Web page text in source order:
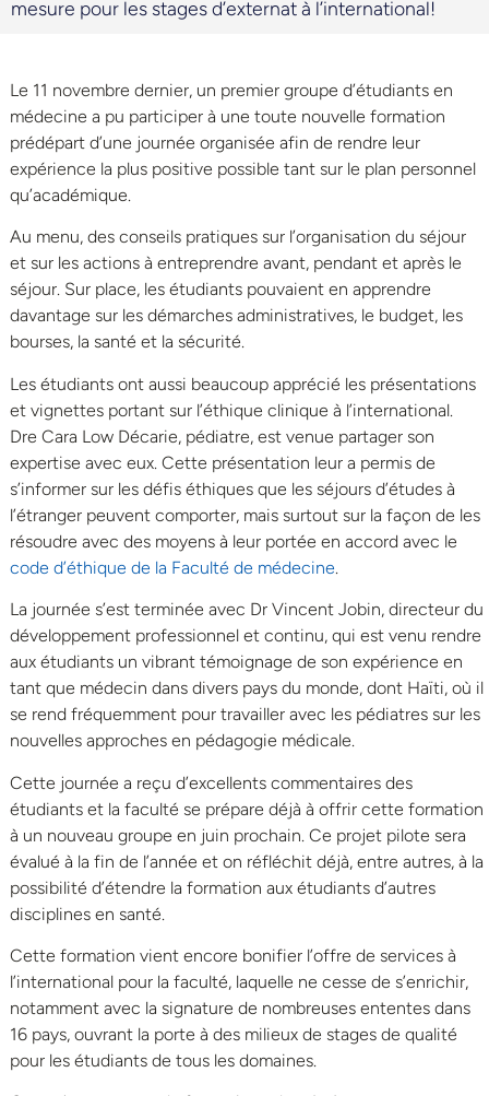
mesure pour les stages d’externat à l’international!
Le 11 novembre dernier, un premier groupe d’étudiants en
médecine a pu participer à une toute nouvelle formation
prédépart d’une journée organisée afin de rendre leur
expérience la plus positive possible tant sur le plan personnel
qu’académique.
Au menu, des conseils pratiques sur l’organisation du séjour
et sur les actions à entreprendre avant, pendant et après le
séjour. Sur place, les étudiants pouvaient en apprendre
davantage sur les démarches administratives, le budget, les
bourses, la santé et la sécurité.
Les étudiants ont aussi beaucoup apprécié les présentations
et vignettes portant sur l’éthique clinique à l’international.
Dre Cara Low Décarie, pédiatre, est venue partager son
expertise avec eux. Cette présentation leur a permis de
s’informer sur les défis éthiques que les séjours d’études à
l’étranger peuvent comporter, mais surtout sur la façon de les
résoudre avec des moyens à leur portée en accord avec le
code d’éthique de la Faculté de médecine.
La journée s’est terminée avec Dr Vincent Jobin, directeur du
développement professionnel et continu, qui est venu rendre
aux étudiants un vibrant témoignage de son expérience en
tant que médecin dans divers pays du monde, dont Haïti, où il
se rend fréquemment pour travailler avec les pédiatres sur les
nouvelles approches en pédagogie médicale.
Cette journée a reçu d’excellents commentaires des
étudiants et la faculté se prépare déjà à offrir cette formation
à un nouveau groupe en juin prochain. Ce projet pilote sera
évalué à la fin de l’année et on réfléchit déjà, entre autres, à la
possibilité d’étendre la formation aux étudiants d’autres
disciplines en santé.
Cette formation vient encore bonifier l’offre de services à
l’international pour la faculté, laquelle ne cesse de s’enrichir,
notamment avec la signature de nombreuses ententes dans
16 pays, ouvrant la porte à des milieux de stages de qualité
pour les étudiants de tous les domaines.